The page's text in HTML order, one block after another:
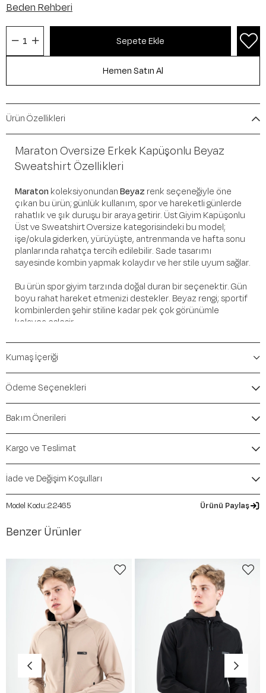
Beden Rehberi
Ürün Özellikleri
Maraton Oversize Erkek Kapüşonlu Beyaz
Sweatshirt Özellikleri
Maraton koleksiyonundanBeyaz renk seçeneğiyle öne
çıkan bu ürün; günlük kullanım, spor ve hareketli günlerde
rahatlık ve şık duruşu bir araya getirir. Üst Giyim Kapüşonlu
Üst ve Sweatshirt Oversize kategorisindeki bu model;
işe/okula giderken, yürüyüşte, antrenmanda ve hafta sonu
planlarında rahatça tercih edilebilir. Sade tasarımı
sayesinde kombin yapmak kolaydır ve her stile uyum sağlar.
Bu ürün spor giyim tarzında doğal duran bir seçenektir. Gün
boyu rahat hareket etmenizi destekler. Beyaz rengi; sportif
kombinlerden şehir stiline kadar pek çok görünümle
kolayca eşleşir.
Öne Çıkan Detaylar
Marka:Maraton
Renk:Beyaz
İçerik / Bileşen:
Elastane
Kalıp / Form:
Kumaş İçeriği
Ödeme Seçenekleri
Bakım Önerileri
Kargo ve Teslimat
İade ve Değişim Koşulları
22465 Ürünü Paylaş
Benzer Ürünler